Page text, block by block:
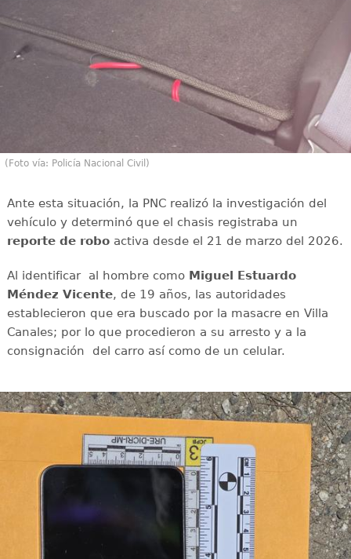
(Foto vía: Policía Nacional Civil)
Ante esta situación, la PNC realizó la investigación del
vehículo y determinó que el chasis registraba un
reporte de roboactiva desde el 21 de marzo del 2026.
Al identificar al hombre como Miguel Estuardo
Méndez Vicente, de 19 años, las autoridades
establecieron que era buscado por la masacre en Villa
Canales; por lo que procedieron a su arresto y a la
consignación del carro así como de un celular.